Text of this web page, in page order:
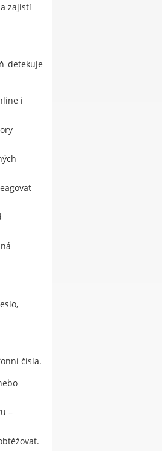
zajistí
detekuje
i
čísla.
–